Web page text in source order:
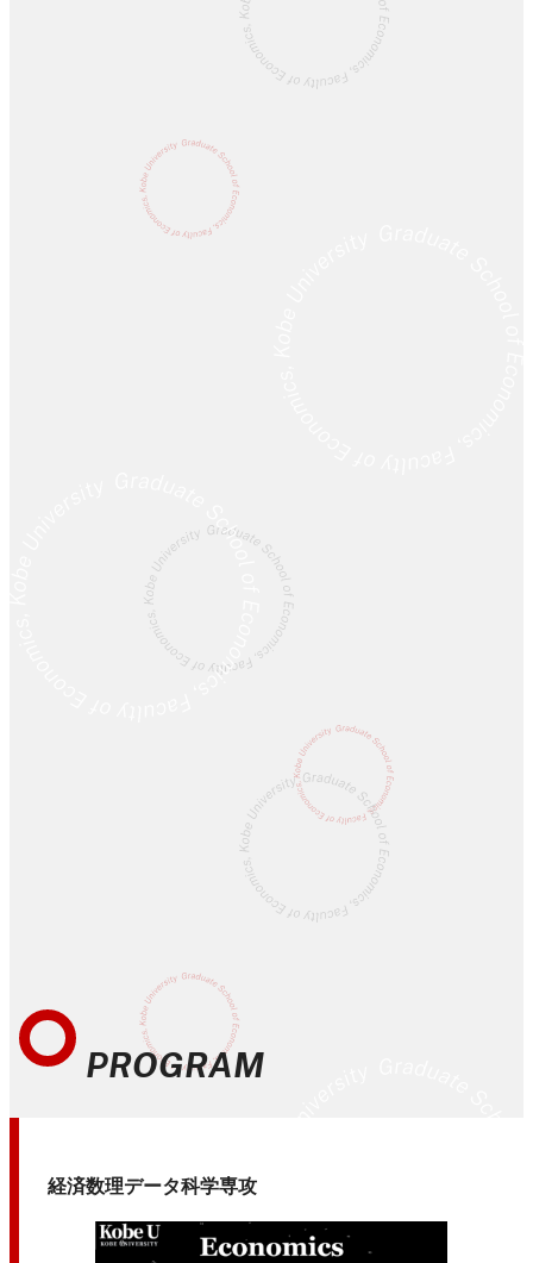
PROGRAM
経済数理データ科学専攻